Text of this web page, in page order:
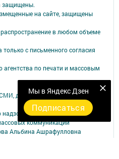
Мы в Яндекс Дзен
Подписаться
защищены.
на сайте, защищены
в любом объеме
с письменного согласия
агентства по печати и массовым
дата: ЭЛ № ФС 77 - 90172 от
в сфере связи,
коммуникаций
Альбина Ашрафулловна